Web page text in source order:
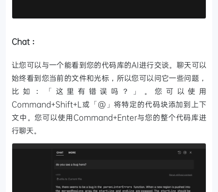
Chat：
让您可以与一个能看到您的代码库的AI进行交谈。聊天可以
始终看到您当前的文件和光标，所以您可以问它一些问题，
比如：「这里有错误吗？」。您可以使用
Command+Shift+L或「@」将特定的代码块添加到上下
文中。您可以使用Command+Enter与您的整个代码库进
行聊天。